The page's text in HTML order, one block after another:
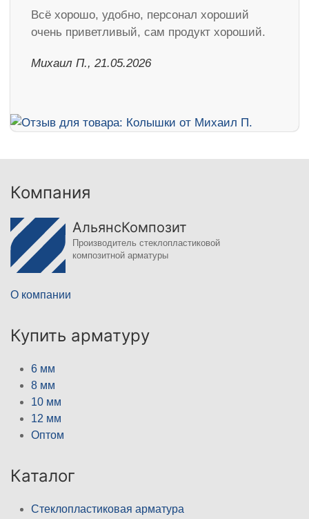
Всё хорошо, удобно, персонал хороший
очень приветливый, сам продукт хороший.
Михаил П., 21.05.2026
Компания
АльянсКомпозит
Производитель стеклопластиковой
композитной арматуры
О компании
Купить арматуру
6 мм
8 мм
10 мм
12 мм
Оптом
Каталог
Стеклопластиковая арматура